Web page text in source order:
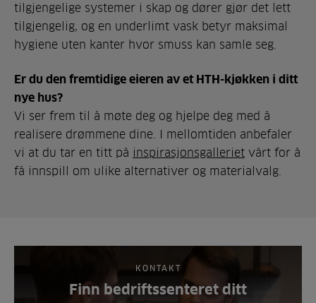
tilgjengelige systemer i skap og dører gjør det lett
tilgjengelig, og en underlimt vask betyr maksimal
hygiene uten kanter hvor smuss kan samle seg.
Er du den fremtidige eieren av et HTH-kjøkken i ditt
nye hus?
Vi ser frem til å møte deg og hjelpe deg med å
realisere drømmene dine. I mellomtiden anbefaler
vi at du tar en titt på inspirasjonsgalleriet vårt for å
få innspill om ulike alternativer og materialvalg.
KONTAKT
Finn bedriftssenteret ditt